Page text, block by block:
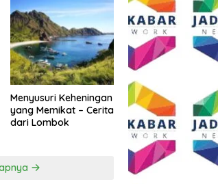
Menyusuri Keheningan
yang Memikat – Cerita
dari Lombok